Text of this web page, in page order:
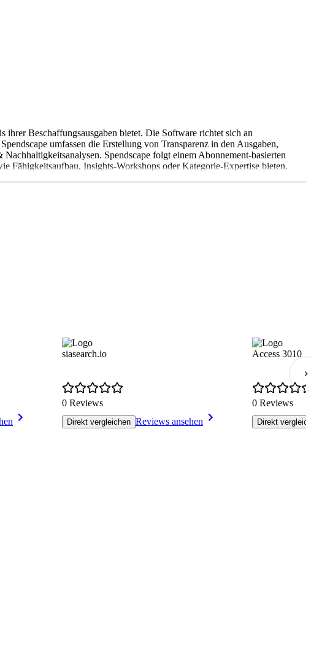
ihrer Beschaffungsausgaben bietet. Die Software richtet sich an
umfassen die Erstellung von Transparenz in den Ausgaben,
Spendscape folgt einem Abonnement-basierten
Fähigkeitsaufbau, Insights-Workshops oder Kategorie-Expertise bieten.
siasearch.io
0 Reviews
Direkt vergleichen Reviews ansehen
Access 3010
0 Reviews
Direkt